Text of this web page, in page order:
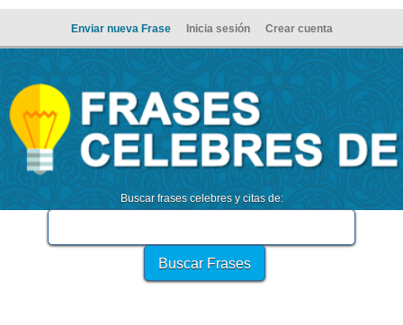
Enviar nueva Frase Inicia sesión Crear cuenta
Buscar frases celebres y citas de: